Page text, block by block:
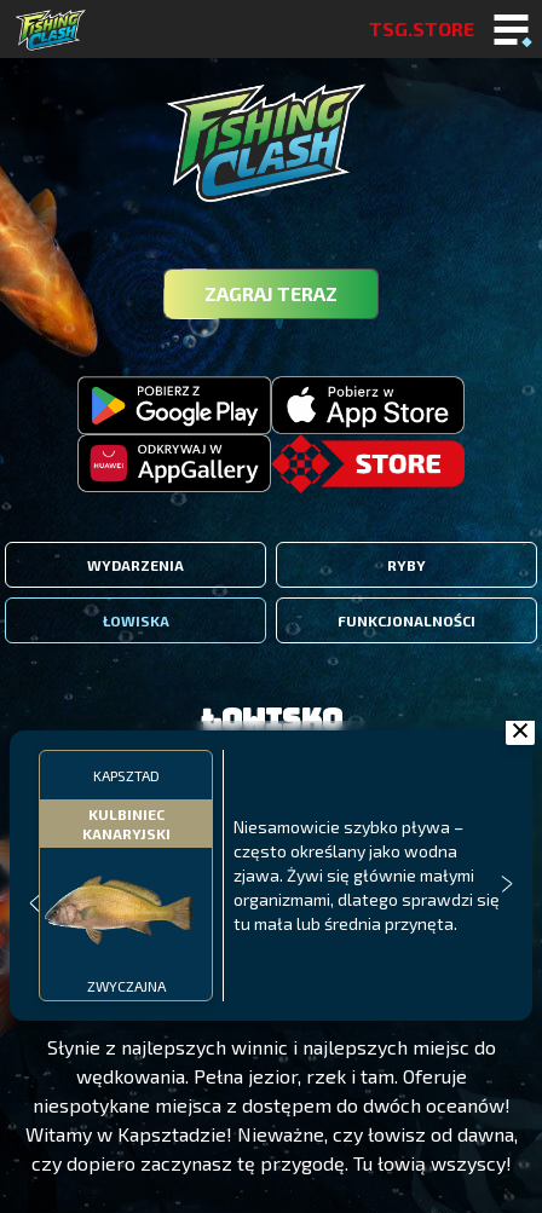
TSG.STORE
ZAGRAJ TERAZ
WYDARZENIA RYBY
ŁOWISKA FUNKCJONALNOŚCI
KAPSZTAD
KULBINIEC
KANARYJSKI
ZWYCZAJNA
Niesamowicie szybko pływa –
często określany jako wodna
zjawa. Żywi się głównie małymi
organizmami, dlatego sprawdzi się
tu mała lub średnia przynęta.
Łowisko
Słynie z najlepszych winnic i najlepszych miejsc do
wędkowania. Pełna jezior, rzek i tam. Oferuje
niespotykane miejsca z dostępem do dwóch oceanów!
Witamy w Kapsztadzie! Nieważne, czy łowisz od dawna,
czy dopiero zaczynasz tę przygodę. Tu łowią wszyscy!